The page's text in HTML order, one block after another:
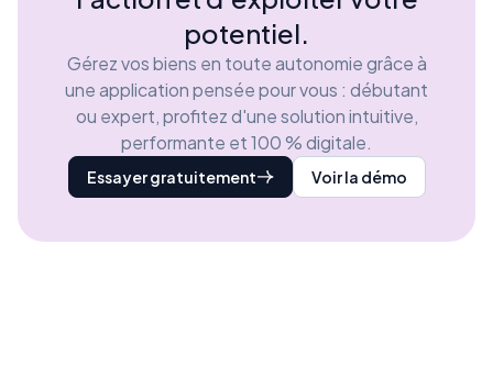
potentiel.
Gérez vos biens en toute autonomie grâce à
une application pensée pour vous : débutant
ou expert, profitez d'une solution intuitive,
performante et 100 % digitale.
Essayer gratuitement Voir la démo